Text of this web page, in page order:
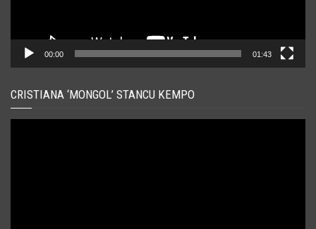
00:00 01:43
CRISTIANA ‘MONGOL’ STANCU KEMPO